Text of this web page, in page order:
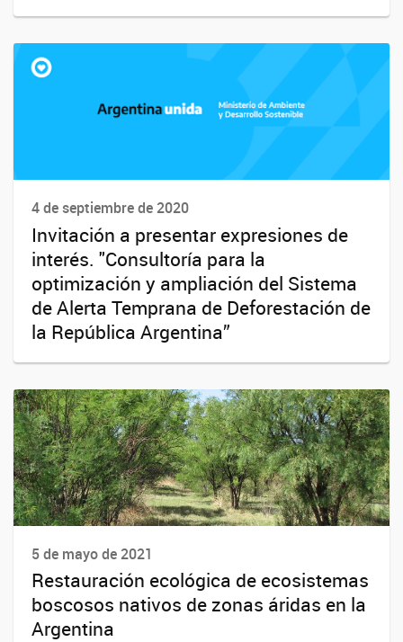
4 de septiembre de 2020
Invitación a presentar expresiones de
interés. "Consultoría para la
optimización y ampliación del Sistema
de Alerta Temprana de Deforestación de
la República Argentina”
5 de mayo de 2021
Restauración ecológica de ecosistemas
boscosos nativos de zonas áridas en la
Argentina